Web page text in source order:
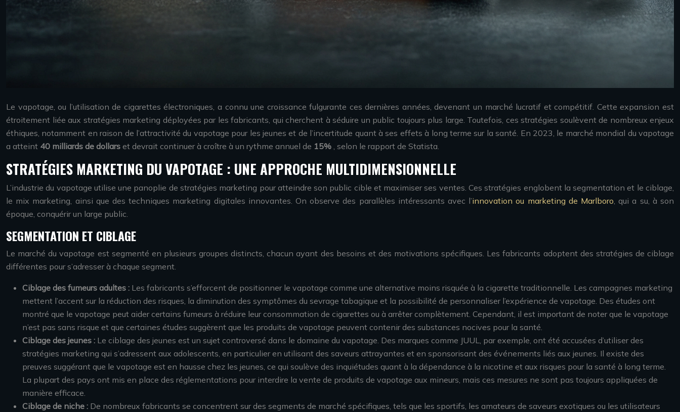
Le vapotage, ou l’utilisation de cigarettes électroniques, a connu une croissance fulgurante ces dernières années, devenant un marché lucratif et compétitif. Cette expansion est
étroitement liée aux stratégies marketing déployées par les fabricants, qui cherchent à séduire un public toujours plus large. Toutefois, ces stratégies soulèvent de nombreux enjeux
éthiques, notamment en raison de l’attractivité du vapotage pour les jeunes et de l’incertitude quant à ses effets à long terme sur la santé. En 2023, le marché mondial du vapotage
a atteint 40 milliards de dollars et devrait continuer à croître à un rythme annuel de 15% , selon le rapport de Statista.
STRATÉGIES MARKETING DU VAPOTAGE : UNE APPROCHE MULTIDIMENSIONNELLE
L’industrie du vapotage utilise une panoplie de stratégies marketing pour atteindre son public cible et maximiser ses ventes. Ces stratégies englobent la segmentation et le ciblage,
le mix marketing, ainsi que des techniques marketing digitales innovantes. On observe des parallèles intéressants avec l’innovation ou marketing de Marlboro, qui a su, à son
époque, conquérir un large public.
SEGMENTATION ET CIBLAGE
Le marché du vapotage est segmenté en plusieurs groupes distincts, chacun ayant des besoins et des motivations spécifiques. Les fabricants adoptent des stratégies de ciblage
différentes pour s’adresser à chaque segment.
Ciblage des fumeurs adultes : Les fabricants s’efforcent de positionner le vapotage comme une alternative moins risquée à la cigarette traditionnelle. Les campagnes marketing
mettent l’accent sur la réduction des risques, la diminution des symptômes du sevrage tabagique et la possibilité de personnaliser l’expérience de vapotage. Des études ont
montré que le vapotage peut aider certains fumeurs à réduire leur consommation de cigarettes ou à arrêter complètement. Cependant, il est important de noter que le vapotage
n’est pas sans risque et que certaines études suggèrent que les produits de vapotage peuvent contenir des substances nocives pour la santé.
Ciblage des jeunes : Le ciblage des jeunes est un sujet controversé dans le domaine du vapotage. Des marques comme JUUL, par exemple, ont été accusées d’utiliser des
stratégies marketing qui s’adressent aux adolescents, en particulier en utilisant des saveurs attrayantes et en sponsorisant des événements liés aux jeunes. Il existe des
preuves suggérant que le vapotage est en hausse chez les jeunes, ce qui soulève des inquiétudes quant à la dépendance à la nicotine et aux risques pour la santé à long terme.
La plupart des pays ont mis en place des réglementations pour interdire la vente de produits de vapotage aux mineurs, mais ces mesures ne sont pas toujours appliquées de
manière efficace.
Ciblage de niche : De nombreux fabricants se concentrent sur des segments de marché spécifiques, tels que les sportifs, les amateurs de saveurs exotiques ou les utilisateurs